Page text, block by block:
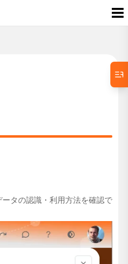
タの認識・利用方法を確認で